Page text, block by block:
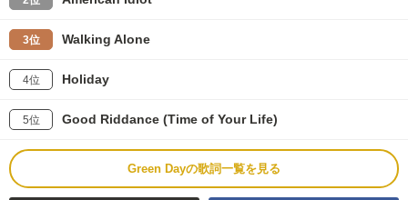
3位 Walking Alone
4位 Holiday
5位 Good Riddance (Time of Your Life)
Green Dayの歌詞一覧を見る